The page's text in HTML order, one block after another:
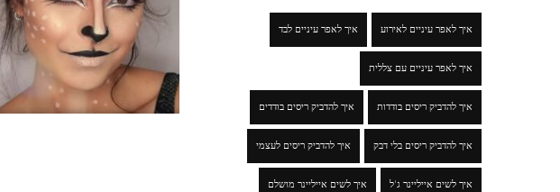
איך לאפר עיניים לאירוע איך לאפר עיניים לבד
איך לאפר עיניים עם צללית
איך להדביק ריסים בודדות איך להדביק ריסים בודדים
איך להדביק ריסים בלי דבק איך להדביק ריסים לעצמי
איך לשים אייליינר ג'ל איך לשים אייליינר מושלם